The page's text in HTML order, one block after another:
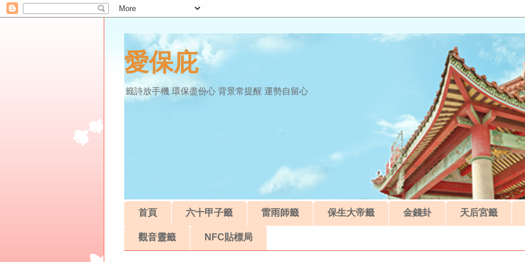
愛保庇
籤詩放手機 環保盡份心 背景常提醒 運勢自留心
首頁 六十甲子籤 雷雨師籤 保生大帝籤 金錢卦 天后宮籤
觀音靈籤 NFC貼標局